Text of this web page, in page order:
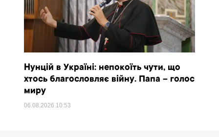
Нунцій в Україні: непокоїть чути, що
хтось благословляє війну. Папа – голос
миру
06.08.2026 10:53